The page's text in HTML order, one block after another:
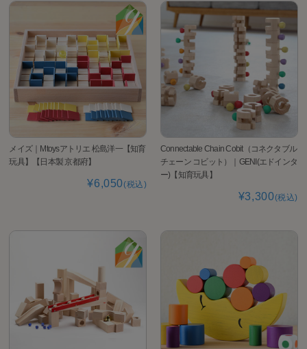
メイズ｜Mtoysアトリエ 松島洋一【知育
玩具】【日本製 京都府】
¥6,050(税込)
Connectable Chain Cobit（コネクタブル
チェーン コビット）｜GENI(エドインタ
ー)【知育玩具】
¥3,300(税込)